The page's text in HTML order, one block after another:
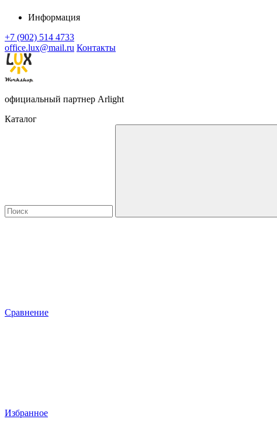
Информация
+7 (902) 514 4733
office.lux@mail.ru Контакты
официальный партнер Arlight
Каталог
Сравнение
Избранное